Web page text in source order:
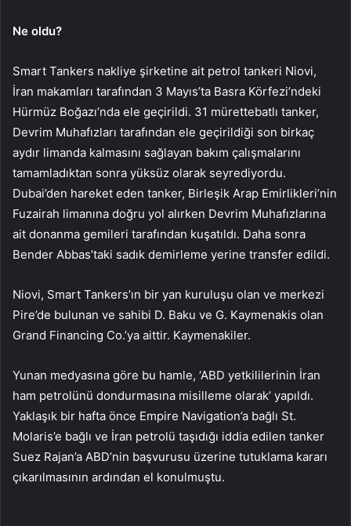
Ne oldu?
Smart Tankers nakliye şirketine ait petrol tankeri Niovi,
İran makamları tarafından 3 Mayıs’ta Basra Körfezi’ndeki
Hürmüz Boğazı’nda ele geçirildi. 31 mürettebatlı tanker,
Devrim Muhafızları tarafından ele geçirildiği son birkaç
aydır limanda kalmasını sağlayan bakım çalışmalarını
tamamladıktan sonra yüksüz olarak seyrediyordu.
Dubai’den hareket eden tanker, Birleşik Arap Emirlikleri’nin
Fuzairah limanına doğru yol alırken Devrim Muhafızlarına
ait donanma gemileri tarafından kuşatıldı. Daha sonra
Bender Abbas’taki sadık demirleme yerine transfer edildi.
Niovi, Smart Tankers’ın bir yan kuruluşu olan ve merkezi
Pire’de bulunan ve sahibi D. Baku ve G. Kaymenakis olan
Grand Financing Co.’ya aittir. Kaymenakiler.
Yunan medyasına göre bu hamle, ‘ABD yetkililerinin İran
ham petrolünü dondurmasına misilleme olarak’ yapıldı.
Yaklaşık bir hafta önce Empire Navigation’a bağlı St.
Molaris’e bağlı ve İran petrolü taşıdığı iddia edilen tanker
Suez Rajan’a ABD’nin başvurusu üzerine tutuklama kararı
çıkarılmasının ardından el konulmuştu.